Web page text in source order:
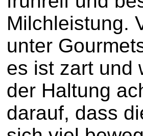
Milchleistung.
unter
es ist zart und
der Haltung
darauf, dass